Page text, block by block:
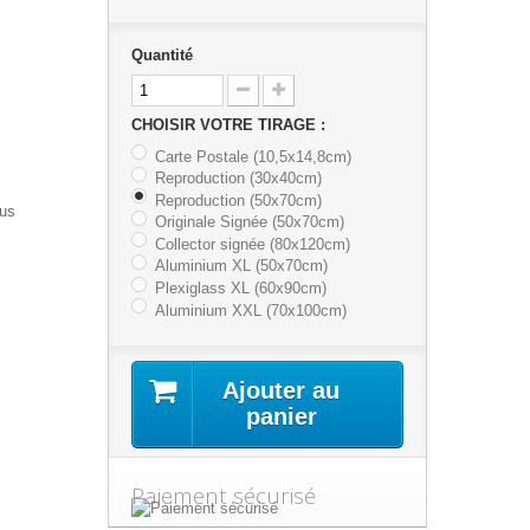
Quantité
CHOISIR VOTRE TIRAGE :
Carte Postale (10,5x14,8cm)
Reproduction (30x40cm)
Reproduction (50x70cm)
Originale Signée (50x70cm)
Collector signée (80x120cm)
Aluminium XL (50x70cm)
Plexiglass XL (60x90cm)
Aluminium XXL (70x100cm)
Ajouter au
panier
Paiement sécurisé